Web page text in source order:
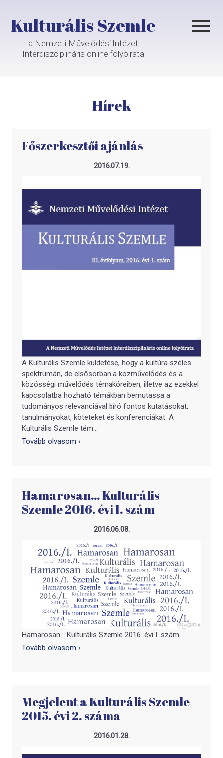
Kulturális Szemle
a Nemzeti Művelődési Intézet
Interdiszciplináris online folyóirata
Hírek
Főszerkesztői ajánlás
2016.07.19.
A Kulturális Szemle küldetése, hogy a kultúra széles
spektrumán, de elsősorban a közművelődés és a
közösségi művelődés témaköreiben, illetve az ezekkel
kapcsolatba hozható témákban bemutassa a
tudományos relevanciával bíró fontos kutatásokat,
tanulmányokat, köteteket és konferenciákat. A
Kulturális Szemle tém...
Tovább olvasom ›
Hamarosan… Kulturális
Szemle 2016. évi I. szám
2016.06.08.
Hamarosan… Kulturális Szemle 2016. évi I. szám
Tovább olvasom ›
Megjelent a Kulturális Szemle
2015. évi 2. száma
2016.01.28.